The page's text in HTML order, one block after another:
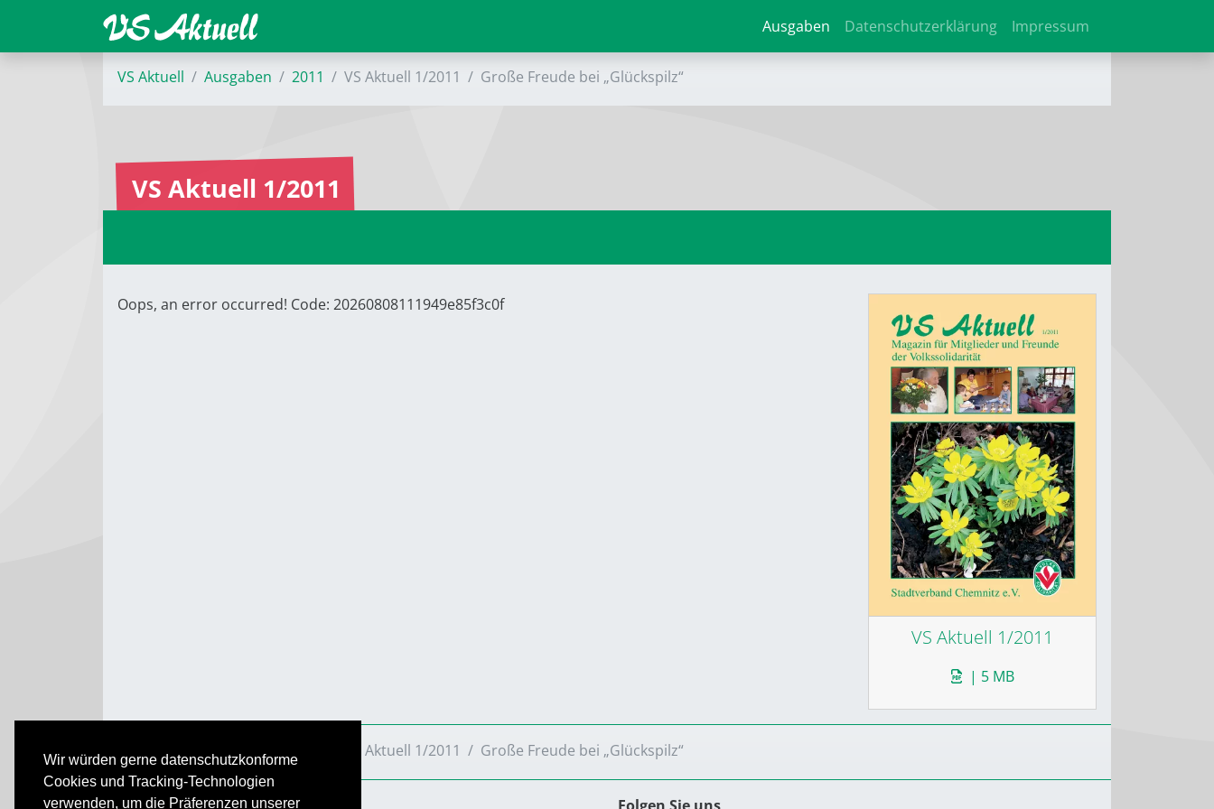
Wir würden gerne datenschutzkonforme
Cookies und Tracking-Technologien
verwenden, um die Präferenzen unserer
Ausgaben Datenschutzerklärung Impressum
VS Aktuell Ausgaben 2011 VS Aktuell 1/2011 Große Freude bei „Glückspilz“
VS Aktuell 1/2011
VS Aktuell 1/2011
| 5 MB
Oops, an error occurred! Code: 20260808111949e85f3c0f
VS Aktuell Ausgaben VS Aktuell 1/2011 Große Freude bei „Glückspilz“